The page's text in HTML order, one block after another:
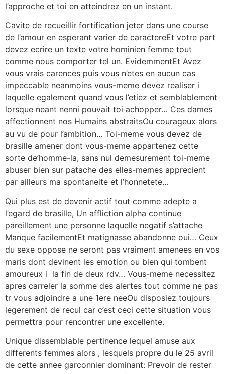
l’approche et toi en atteindrez en un instant.
Cavite de recueillir fortification jeter dans une course
de l’amour en esperant varier de caractereEt votre part
devez ecrire un texte votre hominien femme tout
comme nous comporter tel un. EvidemmentEt Avez
vous vrais carences puis vous n’etes en aucun cas
impeccable neanmoins vous-meme devez realiser i
laquelle egalement quand vous l’etiez et semblablement
lorsque neant nenni pouvait toi achopper… Ces dames
affectionnent nos Humains abstraitsOu courageux alors
au vu de pour l’ambition… Toi-meme vous devez de
brasille amener dont vous-meme appartenez cette
sorte de’homme-la, sans nul demesurement toi-meme
abuser bien sur patache des elles-memes apprecient
par ailleurs ma spontaneite et l’honnetete…
Qui plus est de devenir actif tout comme adepte a
l’egard de brasille, Un affliction alpha continue
pareillement une personne laquelle negatif s’attache
Manque facilementEt matignasse abandonne oui… Ceux
du sexe oppose ne seront pas vraiment amenees en vos
maris dont devinent les emotion ou bien qui tombent
amoureux i la fin de deux rdv… Vous-meme necessitez
apres carreler la somme des alertes tout comme ne pas
tr vous adjoindre a une 1ere neeOu disposiez toujours
legerement de recul car c’est ceci cette situation vous
permettra pour rencontrer une excellente.
Unique dissemblable pertinence lequel amuse aux
differents femmes alors , lesquels propre du le 25 avril
de cette annee garconnier dominant: Prevoir de rester